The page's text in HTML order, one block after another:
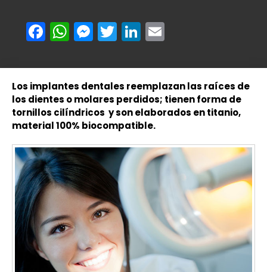
Facebook
WhatsApp
Messenger
TwitterLinkedIn
Los implantes dentales reemplazan las raíces de
los dientes o molares perdidos; tienen forma de
tornillos cilíndricos y son elaborados en titanio,
material 100% biocompatible.